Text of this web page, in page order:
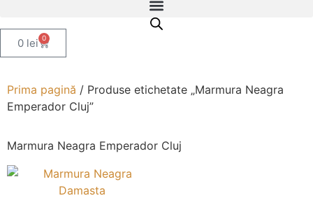
0 lei 0
Prima pagină / Produse etichetate „Marmura Neagra
Emperador Cluj”
Marmura Neagra Emperador Cluj